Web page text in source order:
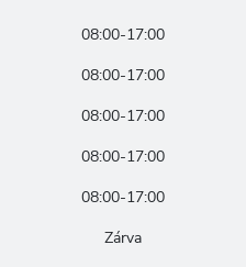
08:00-17:00
08:00-17:00
08:00-17:00
08:00-17:00
08:00-17:00
Zárva